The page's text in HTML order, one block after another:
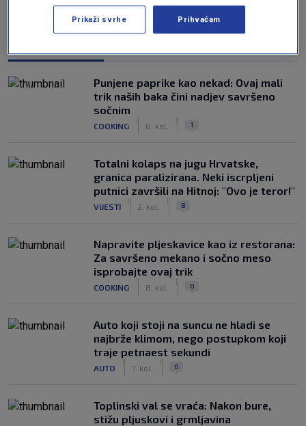
Punjene paprike kao nekad: Ovaj mali
trik naših baka čini nadjev savršeno
sočnim
COOKING 8. kol. 1
Totalni kolaps na jugu Hrvatske,
granica paralizirana. Neki iscrpljeni
putnici završili na Hitnoj: "Ovo je teror!"
VIJESTI 2. kol. 8
Napravite pljeskavice kao iz restorana:
Za savršeno mekano i sočno meso
isprobajte ovaj trik
COOKING 8. kol. 0
Auto koji stoji na suncu ne hladi se
najbrže klimom, nego postupkom koji
traje petnaest sekundi
AUTO 7. kol. 0
Toplinski val se vraća: Nakon bure,
stižu pljuskovi i grmljavina
Prikaži svrhe Prihvaćam